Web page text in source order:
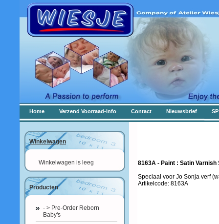
Home Verzend Voorraad-info Contact Nieuwsbrief
Winkelwagen
Winkelwagen is leeg
Producten
- > Pre-Order Reborn
Baby's
8163A - Paint : Satin
Speciaal voor Jo Sonja verf
Artikelcode: 8163A